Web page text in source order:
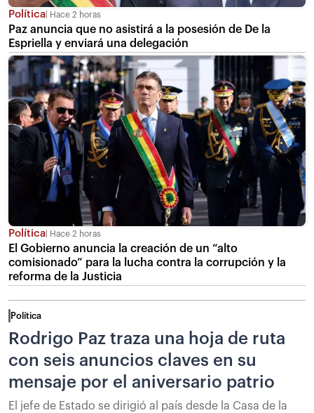
Política Hace 2 horas
Paz anuncia que no asistirá a la posesión de De la
Espriella y enviará una delegación
Política Hace 2 horas
El Gobierno anuncia la creación de un “alto
comisionado” para la lucha contra la corrupción y la
reforma de la Justicia
Política
Rodrigo Paz traza una hoja de ruta
con seis anuncios claves en su
mensaje por el aniversario patrio
El jefe de Estado se dirigió al país desde la Casa de la